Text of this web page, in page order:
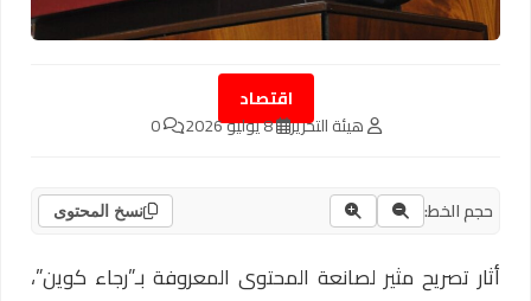
اقتصاد
هيئة التحرير 8 يوليو 2026 0
حجم الخط: نسخ المحتوى
أثار تصريح مثير لصانعة المحتوى المعروفة بـ”رجاء كوين”،